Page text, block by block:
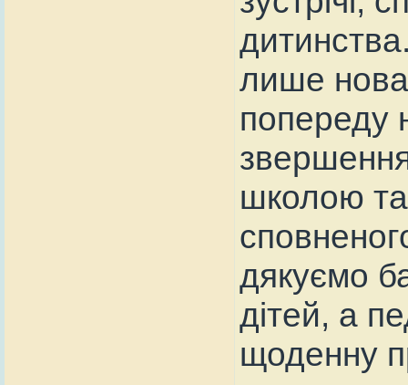
лише
попереду
школою та
дякуємо
дітей, а
щоденну